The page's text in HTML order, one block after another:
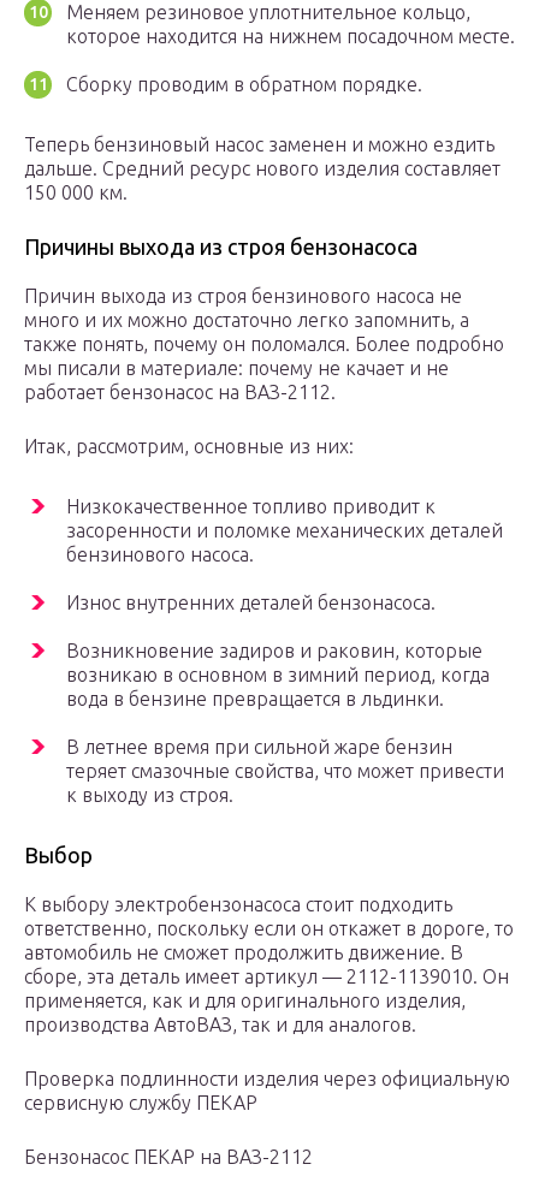
Меняем резиновое уплотнительное кольцо,
которое находится на нижнем посадочном месте.
Сборку проводим в обратном порядке.
Теперь бензиновый насос заменен и можно ездить
дальше. Средний ресурс нового изделия составляет
150 000 км.
Причины выхода из строя бензонасоса
Причин выхода из строя бензинового насоса не
много и их можно достаточно легко запомнить, а
также понять, почему он поломался. Более подробно
мы писали в материале: почему не качает и не
работает бензонасос на ВАЗ-2112.
Итак, рассмотрим, основные из них:
Низкокачественное топливо приводит к
засоренности и поломке механических деталей
бензинового насоса.
Износ внутренних деталей бензонасоса.
Возникновение задиров и раковин, которые
возникаю в основном в зимний период, когда
вода в бензине превращается в льдинки.
В летнее время при сильной жаре бензин
теряет смазочные свойства, что может привести
к выходу из строя.
Выбор
К выбору электробензонасоса стоит подходить
ответственно, поскольку если он откажет в дороге, то
автомобиль не сможет продолжить движение. В
сборе, эта деталь имеет артикул — 2112-1139010. Он
применяется, как и для оригинального изделия,
производства АвтоВАЗ, так и для аналогов.
Проверка подлинности изделия через официальную
сервисную службу ПЕКАР
Бензонасос ПЕКАР на ВАЗ-2112